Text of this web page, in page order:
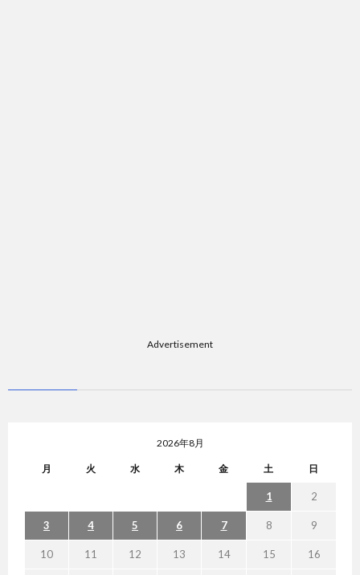
Advertisement
2026年8月
月 火 水 木 金 土 日
1 2
3 4 5 6 7 8 9
10 11 12 13 14 15 16